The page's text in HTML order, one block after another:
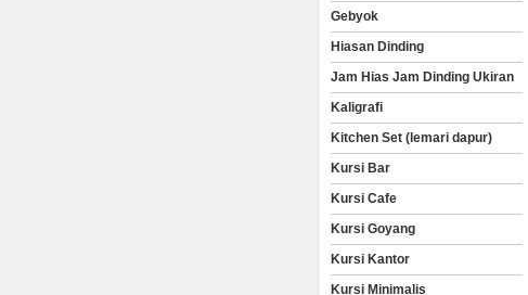
Gebyok
Hiasan Dinding
Jam Hias Jam Dinding Ukiran
Kaligrafi
Kitchen Set (lemari dapur)
Kursi Bar
Kursi Cafe
Kursi Goyang
Kursi Kantor
Kursi Minimalis